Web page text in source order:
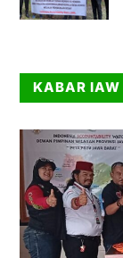
KABAR IAW